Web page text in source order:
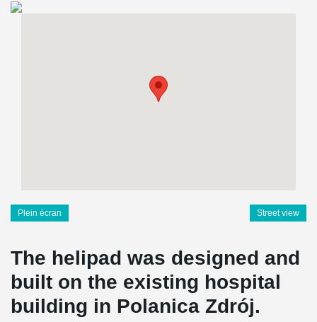
Plein écran Street view
The helipad was designed and
built on the existing hospital
building in Polanica Zdrój.